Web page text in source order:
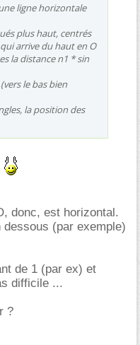
ligne horizontale
plus haut, centrés
arrive du haut en O
la distance n1 * sin
le bas bien
la position des
donc, est horizontal.
(par exemple)
de 1 (par ex) et
difficile ...
?